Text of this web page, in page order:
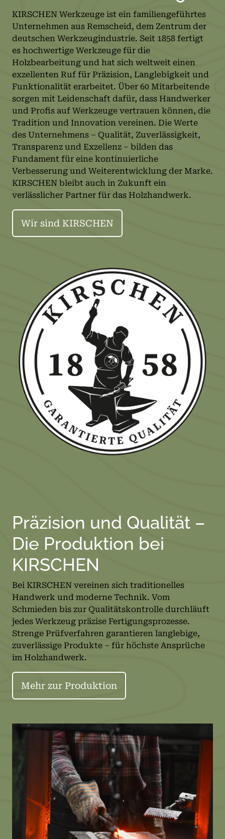
KIRSCHEN Werkzeuge ist ein familiengeführtes
Unternehmen aus Remscheid, dem Zentrum der
deutschen Werkzeugindustrie. Seit 1858 fertigt
es hochwertige Werkzeuge für die
Holzbearbeitung und hat sich weltweit einen
exzellenten Ruf für Präzision, Langlebigkeit und
Funktionalität erarbeitet. Über 60 Mitarbeitende
sorgen mit Leidenschaft dafür, dass Handwerker
und Profis auf Werkzeuge vertrauen können, die
Tradition und Innovation vereinen. Die Werte
des Unternehmens – Qualität, Zuverlässigkeit,
Transparenz und Exzellenz – bilden das
Fundament für eine kontinuierliche
Verbesserung und Weiterentwicklung der Marke.
KIRSCHEN bleibt auch in Zukunft ein
verlässlicher Partner für das Holzhandwerk.
Wir sind KIRSCHEN
Präzision und Qualität –
Die Produktion bei
KIRSCHEN
Bei KIRSCHEN vereinen sich traditionelles
Handwerk und moderne Technik. Vom
Schmieden bis zur Qualitätskontrolle durchläuft
jedes Werkzeug präzise Fertigungsprozesse.
Strenge Prüfverfahren garantieren langlebige,
zuverlässige Produkte – für höchste Ansprüche
im Holzhandwerk.
Mehr zur Produktion